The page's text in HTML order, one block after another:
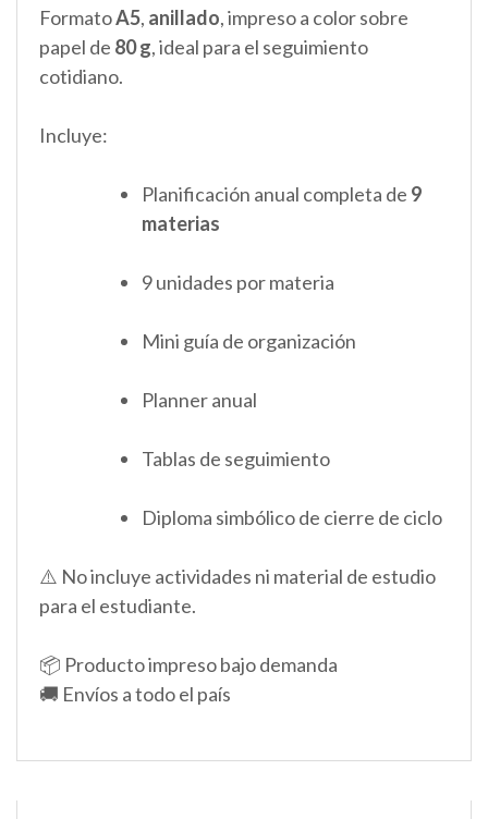
FormatoA5, anillado, impreso a color sobre
papel de 80 g, ideal para el seguimiento
cotidiano.
Incluye:
Planificación anual completa de 9
materias
9 unidades por materia
Mini guía de organización
Planner anual
Tablas de seguimiento
Diploma simbólico de cierre de ciclo
⚠️ No incluye actividades ni material de estudio
para el estudiante.
📦 Producto impreso bajo demanda
🚚 Envíos a todo el país